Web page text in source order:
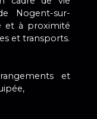
Nogent-sur-
et à proximité
et transports.
et